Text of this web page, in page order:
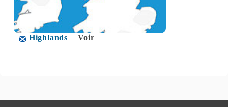
Highlands Voir